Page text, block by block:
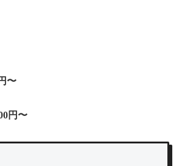
〜
円〜